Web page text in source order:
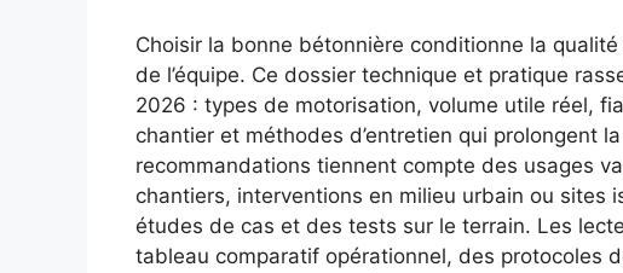
Choisir la bonne bétonnière conditionne la
de l’équipe. Ce dossier technique et pratique
2026 : types de motorisation, volume utile réel,
chantier et méthodes d’entretien qui prolongent
recommandations tiennent compte des usages
chantiers, interventions en milieu urbain ou sites
études de cas et des tests sur le terrain. Les
tableau comparatif opérationnel, des protocoles